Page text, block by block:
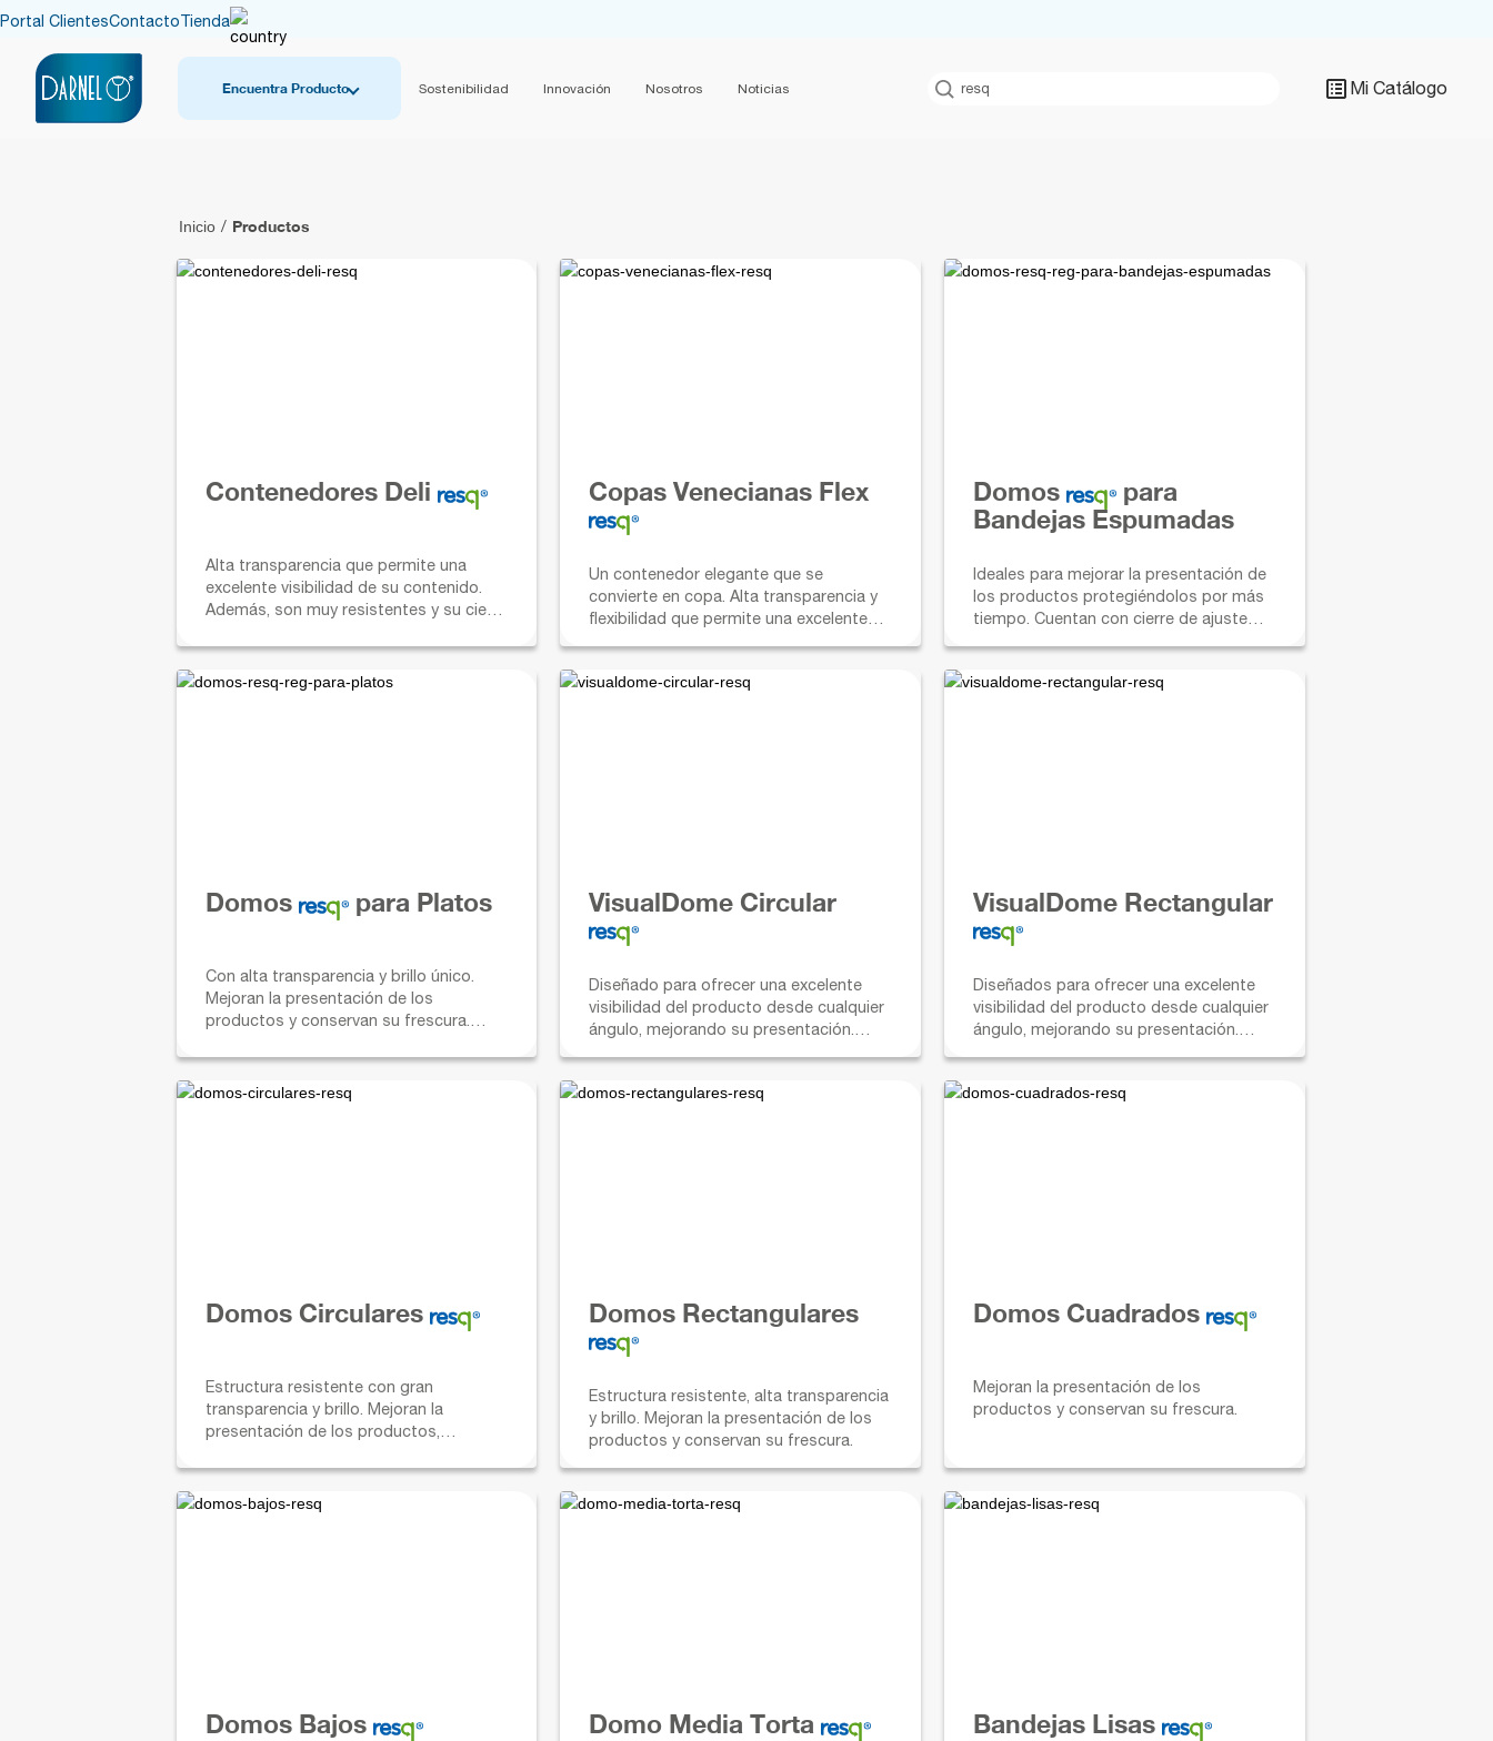
Portal ClientesContactoTienda
México
Encuentra Producto Sostenibilidad Innovación Nosotros Noticias Mi Catálogo
Inicio / Productos
Contenedores Deli
Alta transparencia que permite una
excelente visibilidad de su contenido.
Además, son muy resistentes y su cierre
de los alimentos. Están disponibles en
diferentes tamaños y capacidades.
Copas Venecianas Flex
Un contenedor elegante que se
convierte en copa. Alta transparencia y
flexibilidad que permite una excelente
Domos
para
Bandejas Espumadas
Ideales para mejorar la presentación de
los productos protegiéndolos por más
tiempo. Cuentan con cierre de ajuste
Domos para Platos
Con alta transparencia y brillo único.
Mejoran la presentación de los
productos y conservan su frescura.
cierre seguro.
VisualDome Circular
Diseñado para ofrecer una excelente
visibilidad del producto desde cualquier
ángulo, mejorando su presentación.
VisualDome Rectangular
Diseñados para ofrecer una excelente
visibilidad del producto desde cualquier
ángulo, mejorando su presentación.
Domos Circulares
Estructura resistente con gran
transparencia y brillo. Mejoran la
presentación de los productos,
frescura.
Domos Rectangulares
Estructura resistente, alta transparencia
y brillo. Mejoran la presentación de los
productos y conservan su frescura.
Domos Cuadrados
Mejoran la presentación de los
productos y conservan su frescura.
Domos Bajos Domo Media Torta Bandejas Lisas